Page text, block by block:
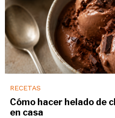
RECETAS
Cómo hacer helado de
en casa